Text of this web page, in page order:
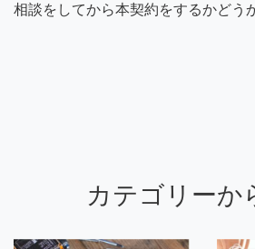
相談をしてから本契約をするかどう
カテゴリーか